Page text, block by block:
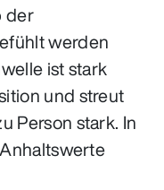
der
werden
ist stark
und streut
Person stark. In